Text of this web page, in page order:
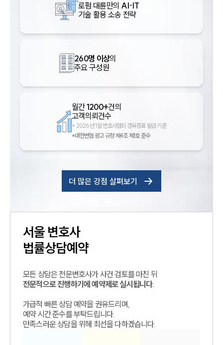
로펌 대륜만의 AI·IT
기술 활용 소송 전략
260명 이상의
주요 구성원
월간1200+건의
고객의뢰건수
* 2026년 1월 변호사협회 경유증표 발급 기준
*대한변협 광고 규정 제4조 제1호 준수
더 많은 강점 살펴보기
서울 변호사
법률상담예약
모든 상담은 전문변호사가 사건 검토를 마친 뒤
전문적으로 진행하기에 예약제로 실시됩니다.
가급적 빠른 상담 예약을 권유드리며,
예약 시간 준수를 부탁드립니다.
만족스러운 상담을 위해 최선을 다하겠습니다.